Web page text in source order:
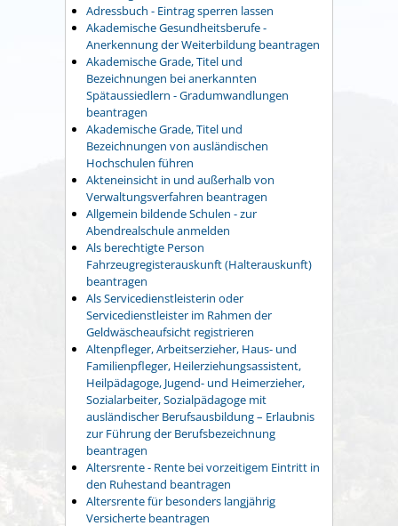
Adressbuch - Eintrag sperren lassen
Akademische Gesundheitsberufe -
Anerkennung der Weiterbildung beantragen
Akademische Grade, Titel und
Bezeichnungen bei anerkannten
Spätaussiedlern - Gradumwandlungen
beantragen
Akademische Grade, Titel und
Bezeichnungen von ausländischen
Hochschulen führen
Akteneinsicht in und außerhalb von
Verwaltungsverfahren beantragen
Allgemein bildende Schulen - zur
Abendrealschule anmelden
Als berechtigte Person
Fahrzeugregisterauskunft (Halterauskunft)
beantragen
Als Servicedienstleisterin oder
Servicedienstleister im Rahmen der
Geldwäscheaufsicht registrieren
Altenpfleger, Arbeitserzieher, Haus- und
Familienpfleger, Heilerziehungsassistent,
Heilpädagoge, Jugend- und Heimerzieher,
Sozialarbeiter, Sozialpädagoge mit
ausländischer Berufsausbildung – Erlaubnis
zur Führung der Berufsbezeichnung
beantragen
Altersrente - Rente bei vorzeitigem Eintritt in
den Ruhestand beantragen
Altersrente für besonders langjährig
Versicherte beantragen